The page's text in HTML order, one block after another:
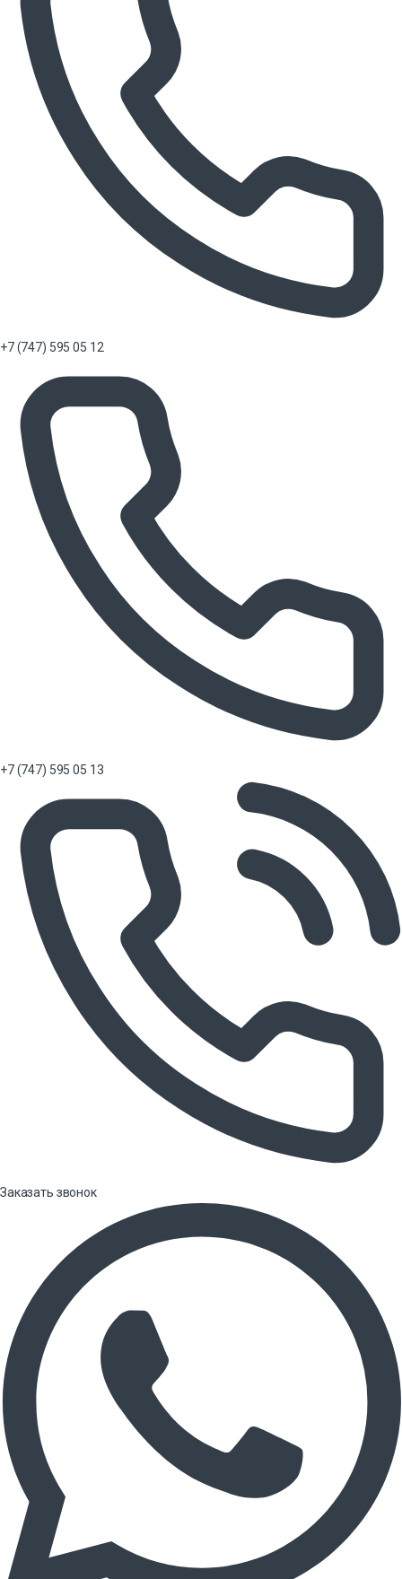
+7 (747) 595 05 12
+7 (747) 595 05 13
Заказать звонок